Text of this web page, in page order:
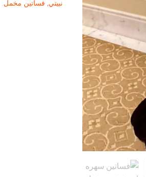
نبيتي, فساتين مخمل